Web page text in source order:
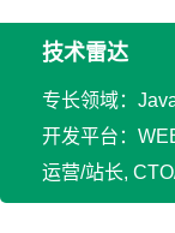
技术雷达
专长领域：
开发平台：
运营/站长,